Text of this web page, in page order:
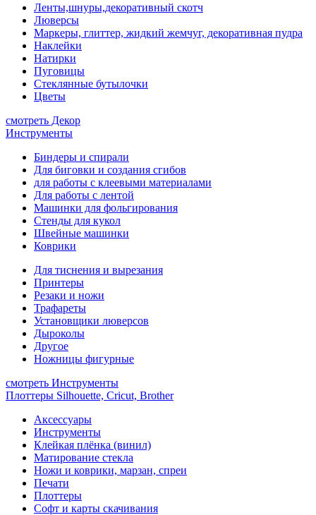
Ленты,шнуры,декоративный скотч
Люверсы
Маркеры, глиттер, жидкий жемчуг, декоративная пудра
Наклейки
Натирки
Пуговицы
Стеклянные бутылочки
Цветы
смотреть Декор
Инструменты
Биндеры и спирали
Для биговки и создания сгибов
для работы с клеевыми материалами
Для работы с лентой
Машинки для фольгирования
Стенды для кукол
Швейные машинки
Коврики
Для тиснения и вырезания
Принтеры
Резаки и ножи
Трафареты
Установщики люверсов
Дыроколы
Другое
Ножницы фигурные
смотреть Инструменты
Плоттеры Silhouette, Cricut, Brother
Аксессуары
Инструменты
Клейкая плёнка (винил)
Матирование стекла
Ножи и коврики, марзан, спреи
Печати
Плоттеры
Софт и карты скачивания